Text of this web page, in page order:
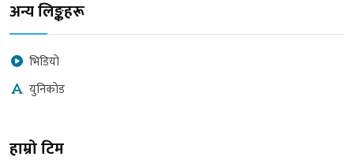
अन्य लिङ्कहरू
भिडियो
युनिकोड
हाम्रो टिम